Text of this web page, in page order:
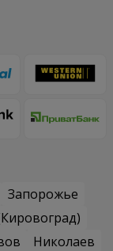
Запорожье
Николаев